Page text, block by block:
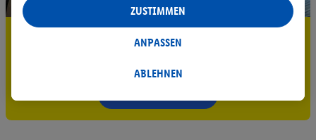
5.95 € Versand sparen³²ᵃ
Verantwortliche; im Zusammenhang mit dem IAB TCF
insgesamt
Statistik-Erstellung oder für personalisierte Werbung
Datenverarbeitungen für personalisierte Werbung werden
Dritten die Ausspielung von Werbung außerhalb der Lidl-
Dienste über die Ihnen und Ihren Haushaltsangehörigen
ABLEHNEN
ANPASSEN
ZUSTIMMEN